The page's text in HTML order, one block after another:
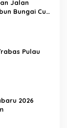
Jalan
Bungai Cup
Pulau
2026